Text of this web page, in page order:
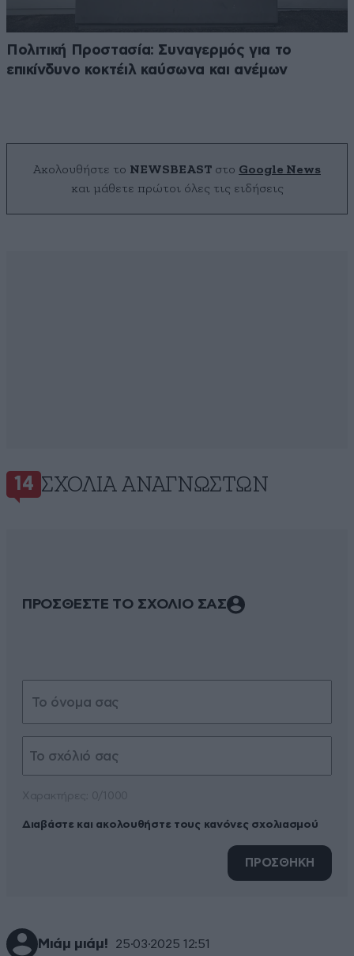
Πολιτική Προστασία: Συναγερμός για το
επικίνδυνο κοκτέιλ καύσωνα και ανέμων
Ακολουθήστε το NEWSBEAST στο Google News
και μάθετε πρώτοι όλες τις ειδήσεις
14 ΣΧΌΛΙΑ ΑΝΑΓΝΩΣΤΏΝ
ΠΡΟΣΘΕΣΤΕ ΤΟ ΣΧΟΛΙΟ ΣΑΣ
Διαβάστε και ακολουθήστε τους κανόνες σχολιασμού
ΠΡΟΣΘΗΚΗ
Μιάμ μιάμ! 25·03·2025 12:51